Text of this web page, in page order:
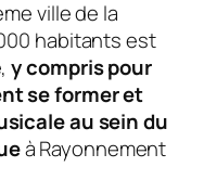
ville de la
habitants est
y compris pour
se former et
au sein du
à Rayonnement